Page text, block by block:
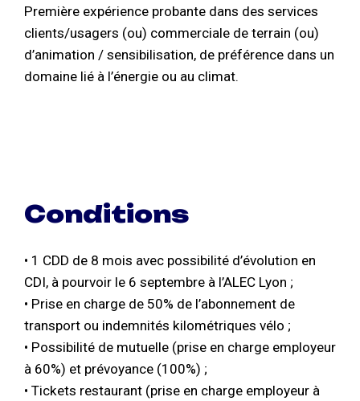
Première expérience probante dans des services
clients/usagers (ou) commerciale de terrain (ou)
d’animation / sensibilisation, de préférence dans un
domaine lié à l’énergie ou au climat.
Conditions
• 1 CDD de 8 mois avec possibilité d’évolution en
CDI, à pourvoir le 6 septembre à l’ALEC Lyon ;
• Prise en charge de 50% de l’abonnement de
transport ou indemnités kilométriques vélo ;
• Possibilité de mutuelle (prise en charge employeur
à 60%) et prévoyance (100%) ;
• Tickets restaurant (prise en charge employeur à